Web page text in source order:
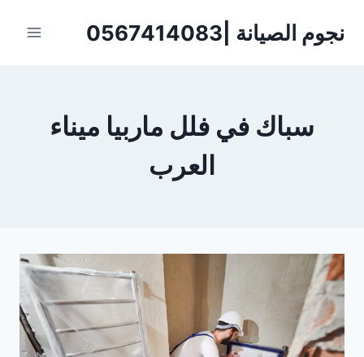
نجوم الصيانة |0567414083
سباك في فلل ماربيا ميناء
العرب